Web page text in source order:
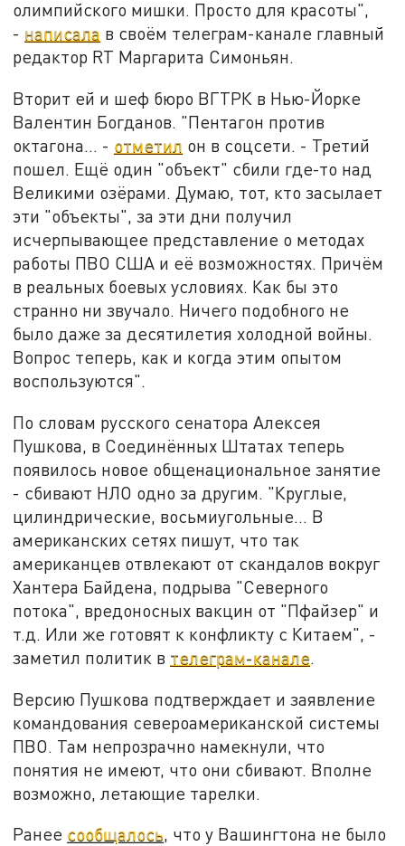
олимпийского мишки. Просто для красоты",
- написала в своём телеграм-канале главный
редактор RT Маргарита Симоньян.
Вторит ей и шеф бюро ВГТРК в Нью-Йорке
Валентин Богданов. "Пентагон против
октагона... - отметил он в соцсети. - Третий
пошел. Ещё один "объект" сбили где-то над
Великими озёрами. Думаю, тот, кто засылает
эти "объекты", за эти дни получил
исчерпывающее представление о методах
работы ПВО США и её возможностях. Причём
в реальных боевых условиях. Как бы это
странно ни звучало. Ничего подобного не
было даже за десятилетия холодной войны.
Вопрос теперь, как и когда этим опытом
воспользуются".
По словам русского сенатора Алексея
Пушкова, в Соединённых Штатах теперь
появилось новое общенациональное занятие
- сбивают НЛО одно за другим. "Круглые,
цилиндрические, восьмиугольные... В
американских сетях пишут, что так
американцев отвлекают от скандалов вокруг
Хантера Байдена, подрыва "Северного
потока", вредоносных вакцин от "Пфайзер" и
т.д. Или же готовят к конфликту с Китаем", -
заметил политик в телеграм-канале.
Версию Пушкова подтверждает и заявление
командования североамериканской системы
ПВО. Там непрозрачно намекнули, что
понятия не имеют, что они сбивают. Вполне
возможно, летающие тарелки.
Ранее сообщалось, что у Вашингтона не было